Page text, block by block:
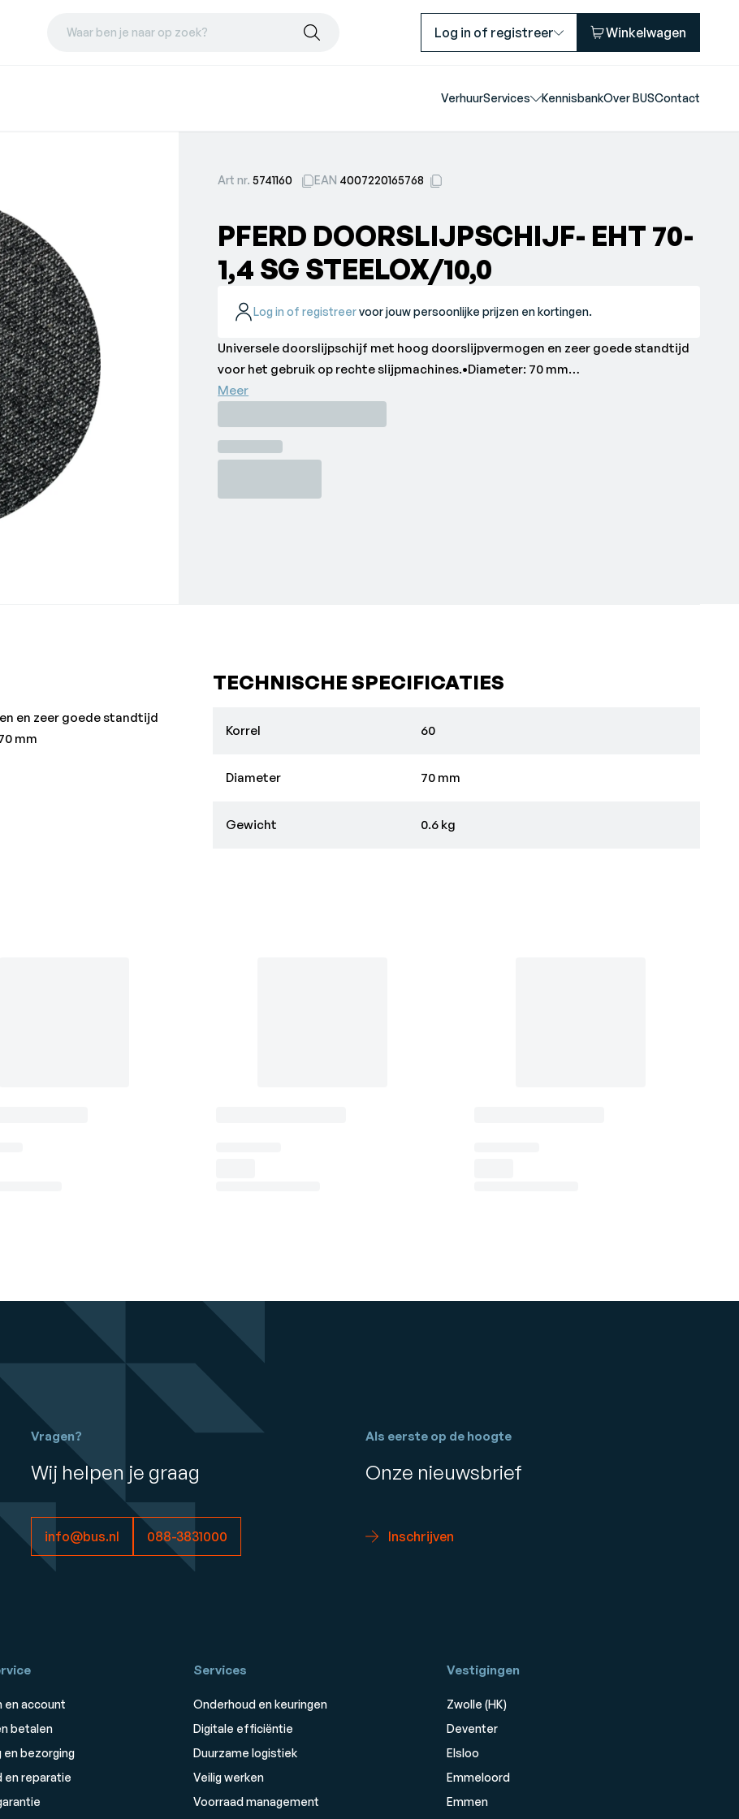
Waar ben je naar op zoek? Log in of registreer Winkelwagen
VerhuurServices KennisbankOver BUSContact
Art nr.5741160 EAN 4007220165768
PFERD DOORSLIJPSCHIJF- EHT 70-
1,4 SG STEELOX/10,0
Log in of registreervoor jouw persoonlijke prijzen en kortingen.
Universele doorslijpschijf met hoog doorslijpvermogen en zeer goede standtijd
voor het gebruik op rechte slijpmachines.•Diameter: 70 mm
•Dikte: 1,4 mm
•Korrelgrofte: 60
•Maximale toeren: 21800 r/min
Meer
en zeer goede standtijd
mm
TECHNISCHE SPECIFICATIES
Korrel 60
Diameter 70 mm
Gewicht 0.6 kg
Vragen?
Wij helpen je graag
info@bus.nl 088-3831000
Als eerste op de hoogte
Onze nieuwsbrief
Inschrijven
en account
betalen
en bezorging
en reparatie
Services
Onderhoud en keuringen
Digitale efficiëntie
Duurzame logistiek
Veilig werken
Voorraad management
Vestigingen
Zwolle (HK)
Deventer
Elsloo
Emmeloord
Emmen